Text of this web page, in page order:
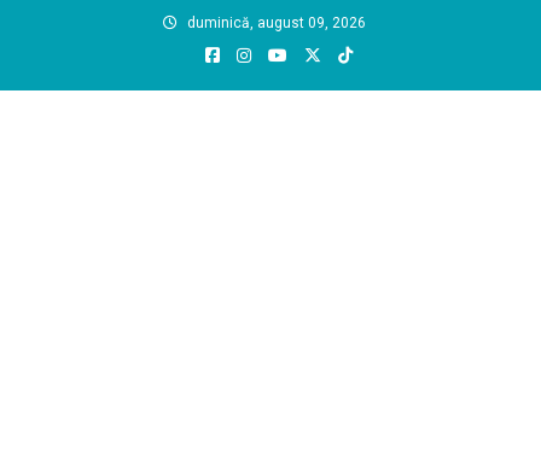
duminică, august 09, 2026